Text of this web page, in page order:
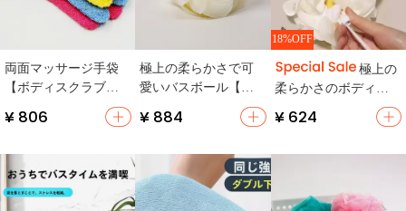
両面マッサージ手袋
【ボディスクラブ・
お風呂用】（セット
アップ対応）
¥ 806
極上の柔らかさで可
愛いバスボール【大
好・女性用】
¥ 884
18%OFF
極上の
柔らかさのボディブ
ラシ【石鹸対応・泡
立てネット付き・便
¥ 624